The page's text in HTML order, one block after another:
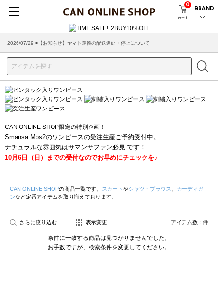
カート
0
BRAND
2026/07/29 ■【お知らせ】ヤマト運輸の配送遅延・停止について
CAN ONLINE SHOP限定の特別企画！
Smansa Mos2のワンピースの受注生産ご予約受付中。
ナチュラルな雰囲気はサマンサファン必見 です！
10月6日（日）までの受付なのでお早めにチェックを♪
CAN ONLINE SHOPの商品一覧です。 スカート やシャツ・ブラウス
カーディガ
ンなど定番アイテムを取り揃えております。
さらに絞り込む 表示変更 アイテム数： 件
条件に一致する商品は見つかりませんでした。
お手数ですが、検索条件を変更してください。